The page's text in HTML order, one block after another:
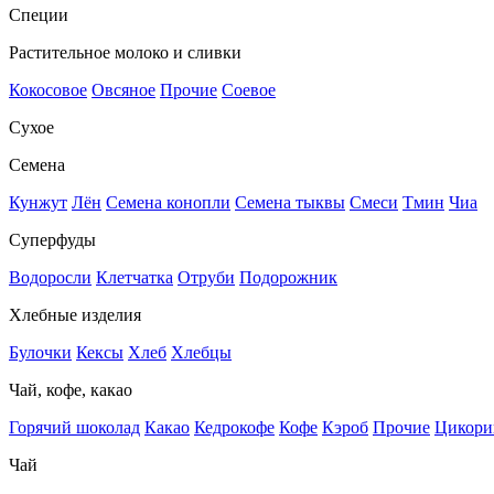
Специи
Растительное молоко и сливки
Кокосовое Овсяное Прочие Соевое
Сухое
Семена
Кунжут Лён Семена конопли Семена тыквы Смеси Тмин Чиа
Суперфуды
Водоросли Клетчатка Отруби Подорожник
Хлебные изделия
Булочки Кексы Хлеб Хлебцы
Чай, кофе, какао
Горячий шоколад Какао Кедрокофе Кофе Кэроб Прочие
Чай